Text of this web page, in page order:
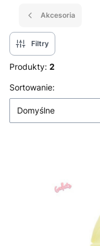
Akcesoria
Filtry
Produkty: 2
Lista produktów
Sortowanie:
Domyślne